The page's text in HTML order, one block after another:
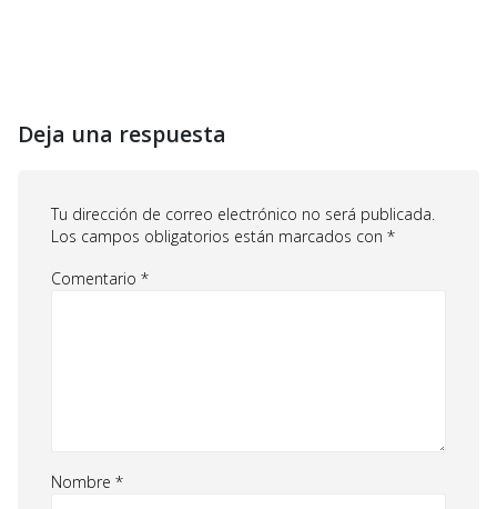
Deja una respuesta
Tu dirección de correo electrónico no será publicada.
Los campos obligatorios están marcados con *
Comentario *
Nombre *